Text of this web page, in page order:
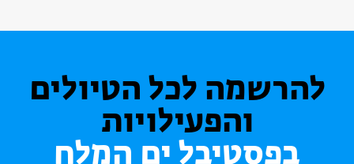
להרשמה לכל הטיולים
והפעילויות
בפסטיבל ים המלח